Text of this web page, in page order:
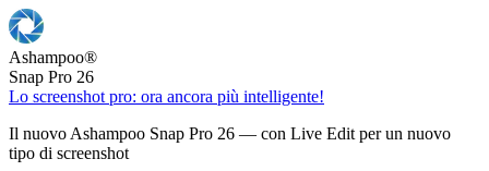
Ashampoo®
Snap Pro 26
Lo screenshot pro: ora ancora più intelligente!
Il nuovo Ashampoo Snap Pro 26 — con Live Edit per un nuovo
tipo di screenshot